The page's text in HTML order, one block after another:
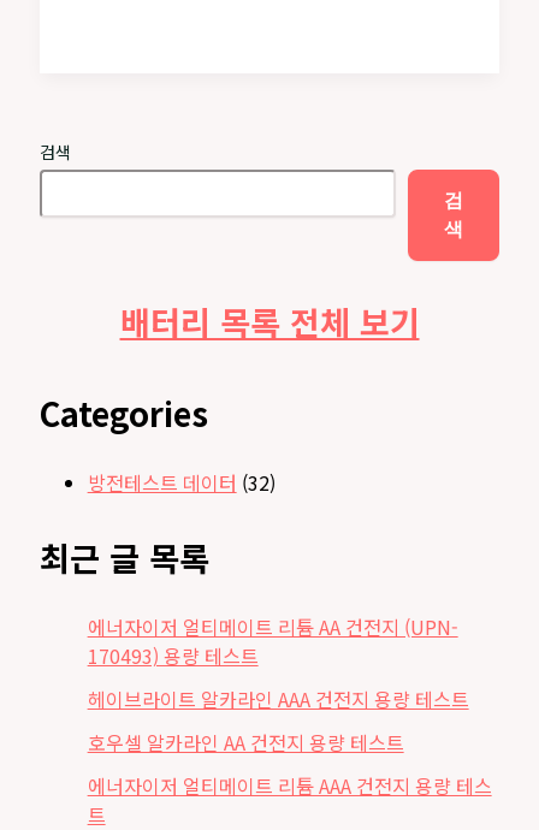
카
인
량
테
트
검색
검
색
배터리 목록 전체 보기
Categories
방전테스트 데이터 (32)
최근 글 목록
에너자이저 얼티메이트 리튬 AA 건전지 (UPN-
170493) 용량 테스트
헤이브라이트 알카라인 AAA 건전지 용량 테스트
호우셀 알카라인 AA 건전지 용량 테스트
에너자이저 얼티메이트 리튬 AAA 건전지 용량 테스
트